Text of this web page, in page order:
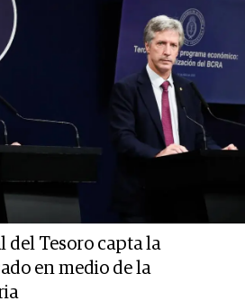
del Tesoro capta la
en medio de la